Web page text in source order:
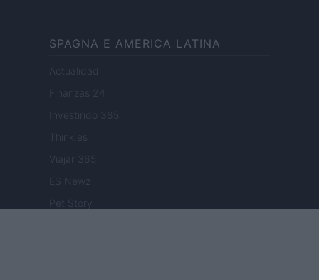
SPAGNA E AMERICA LATINA
Actualidad
Finanzas 24
Investindo 365
Think.es
Viajar 365
ES Newz
Pet Story